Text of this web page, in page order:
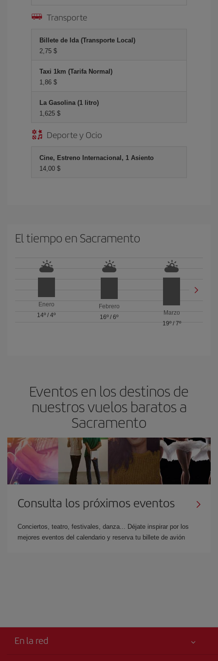
Transporte
Billete de Ida (Transporte Local)
2,75 $
Taxi 1km (Tarifa Normal)
1,86 $
La Gasolina (1 litro)
1,625 $
Deporte y Ocio
Cine, Estreno Internacional, 1 Asiento
14,00 $
El tiempo en Sacramento
Enero
14º /4º
Febrero
16º / 6º
Marzo
19º/ 7º
Eventos en los destinos de
nuestros vuelos baratos a
Sacramento
Consulta los próximos eventos
Conciertos, teatro, festivales, danza... Déjate inspirar por los
mejores eventos del calendario y reserva tu billete de avión
En la red